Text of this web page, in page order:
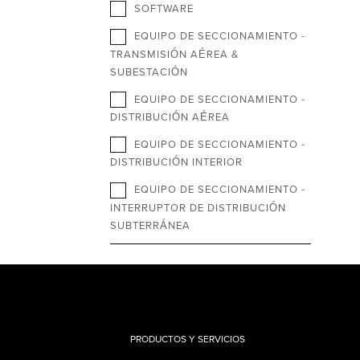
SOFTWARE
EQUIPO DE SECCIONAMIENTO -
TRANSMISIÓN AÉREA &
SUBESTACIÓN
EQUIPO DE SECCIONAMIENTO -
DISTRIBUCIÓN AÉREA
EQUIPO DE SECCIONAMIENTO -
DISTRIBUCIÓN INTERIOR
EQUIPO DE SECCIONAMIENTO -
INTERRUPTOR DE DISTRIBUCIÓN
SUBTERRÁNEA
PRODUCTOS Y SERVICIOS